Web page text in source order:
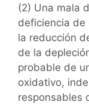
(2) Una mala
deficiencia de
la reducción
de la
probable de
oxidativo,
responsables